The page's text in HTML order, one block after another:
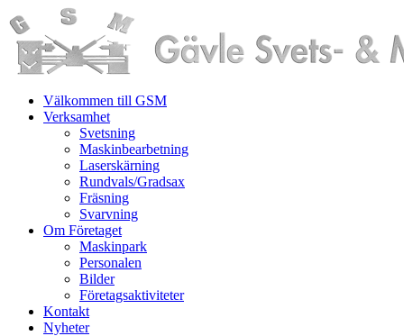
Välkommen till GSM
Verksamhet
Svetsning
Maskinbearbetning
Laserskärning
Rundvals/Gradsax
Fräsning
Svarvning
Om Företaget
Maskinpark
Personalen
Bilder
Företagsaktiviteter
Kontakt
Nyheter